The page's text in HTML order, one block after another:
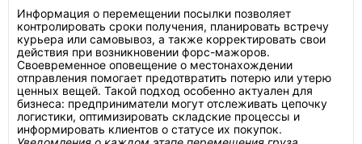
Информация о перемещении посылки позволяет
контролировать сроки получения, планировать встречу
курьера или самовывоз, а также корректировать свои
действия при возникновении форс-мажоров.
Своевременное оповещение о местонахождении
отправления помогает предотвратить потерю или утерю
ценных вещей. Такой подход особенно актуален для
бизнеса: предприниматели могут отслеживать цепочку
логистики, оптимизировать складские процессы и
информировать клиентов о статусе их покупок.